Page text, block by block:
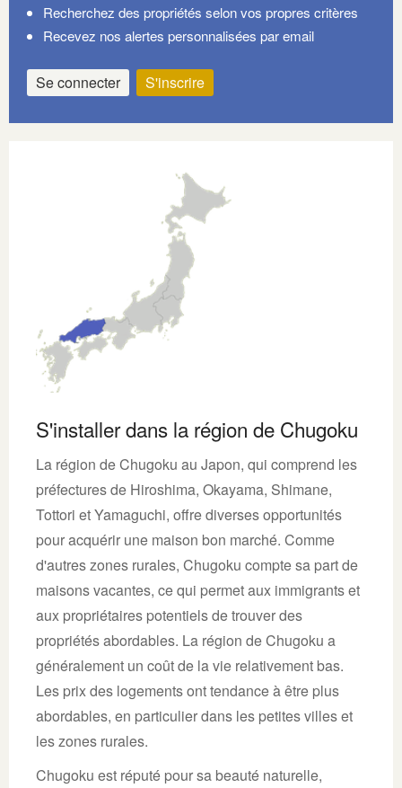
Recherchez des propriétés selon vos propres critères
Recevez nos alertes personnalisées par email
Se connecter S'inscrire
S'installer dans la région de Chugoku
La région de Chugoku au Japon, qui comprend les
préfectures de Hiroshima, Okayama, Shimane,
Tottori et Yamaguchi, offre diverses opportunités
pour acquérir une maison bon marché. Comme
d'autres zones rurales, Chugoku compte sa part de
maisons vacantes, ce qui permet aux immigrants et
aux propriétaires potentiels de trouver des
propriétés abordables. La région de Chugoku a
généralement un coût de la vie relativement bas.
Les prix des logements ont tendance à être plus
abordables, en particulier dans les petites villes et
les zones rurales.
Chugoku est réputé pour sa beauté naturelle,